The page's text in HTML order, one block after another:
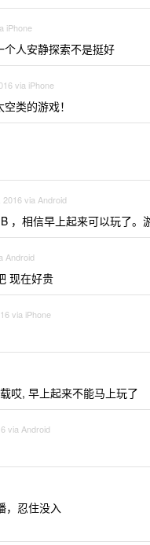
iPhone
人安静探索不是挺好
via iPhone
类的游戏！
2016 via Android
，相信早上起来可以玩了。
Android
现在好贵
via iPhone
哎, 早上起来不能马上玩了
via Android
，忍住没入